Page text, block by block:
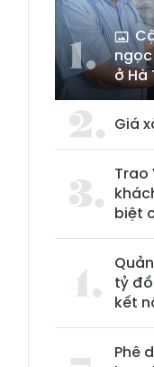
ở Hà
Giá
Trao
biệt
tỷ
kết
Phê